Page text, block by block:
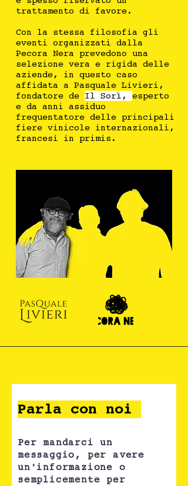
trattamento di favore.
Con la stessa filosofia gli
eventi organizzati dalla
Pecora Nera prevedono una
selezione vera e rigida delle
aziende, in questo caso
affidata a Pasquale Livieri,
fondatore de Il Sorì, esperto
e da anni assiduo
frequentatore delle principali
fiere vinicole internazionali,
francesi in primis.
Parla con noi
Per mandarci un
messaggio, per avere
un'informazione o
semplicemente per